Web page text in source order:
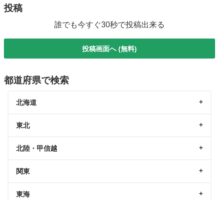
投稿
誰でも今すぐ30秒で投稿出来る
投稿画面へ (無料)
都道府県で検索
北海道
東北
北陸・甲信越
関東
東海